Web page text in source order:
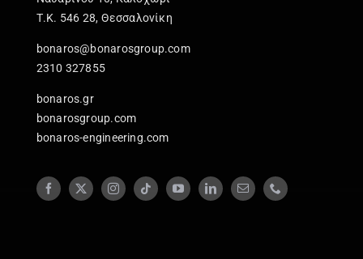
Τ.Κ. 546 28, Θεσσαλονίκη
bonaros@bonarosgroup.com
2310 327855
bonaros.gr
bonarosgroup.com
bonaros-engineering.com